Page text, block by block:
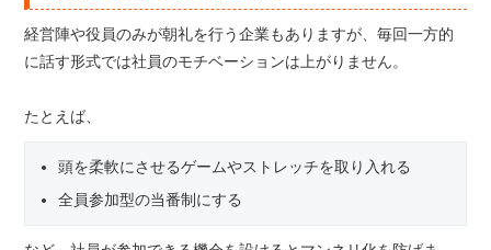
経営陣や役員のみが朝礼を行う企業もありますが、毎回一方的
に話す形式では社員のモチベーションは上がりません。
たとえば、
頭を柔軟にさせるゲームやストレッチを取り入れる
全員参加型の当番制にする